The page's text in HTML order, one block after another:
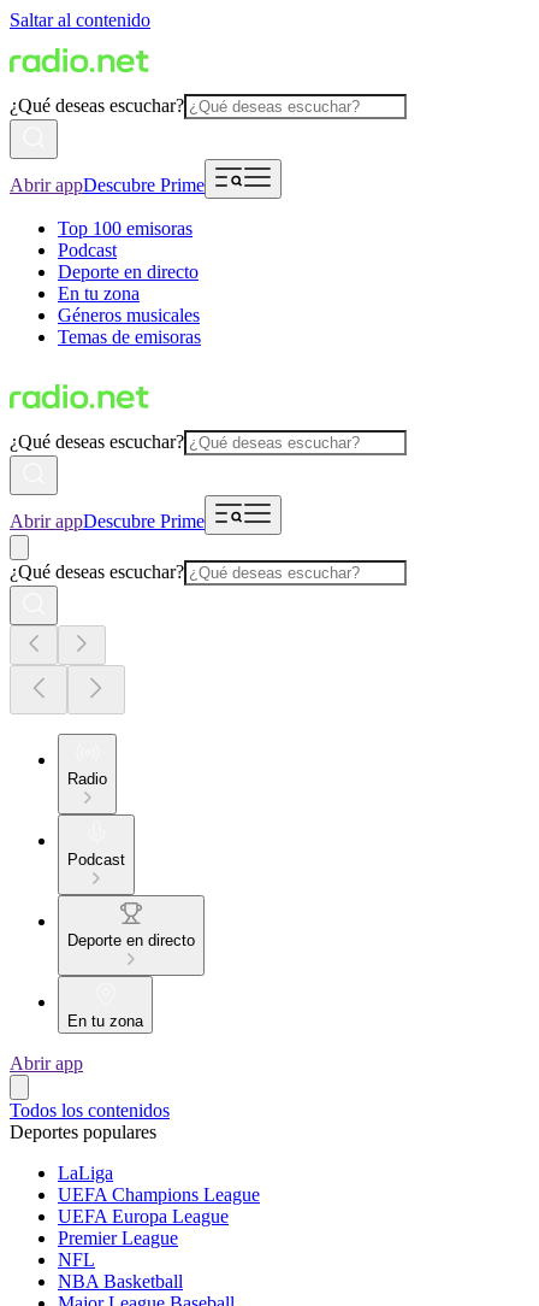
Saltar al contenido
¿Qué deseas escuchar?
Abrir appDescubre Prime
Top 100 emisoras
Podcast
Deporte en directo
En tu zona
Géneros musicales
Temas de emisoras
¿Qué deseas escuchar?
Abrir appDescubre Prime
¿Qué deseas escuchar?
Radio
Podcast
Deporte en directo
En tu zona
Abrir app
Todos los contenidos
Deportes populares
LaLiga
UEFA Champions League
UEFA Europa League
Premier League
NFL
NBA Basketball